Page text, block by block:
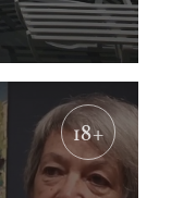
18+